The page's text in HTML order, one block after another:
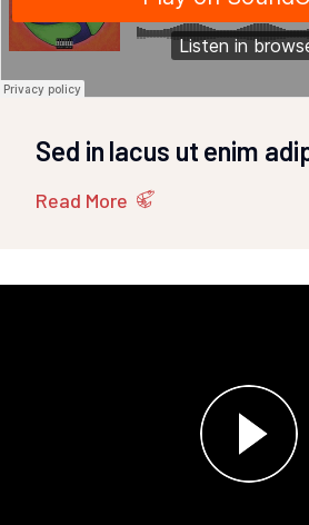
Sed in lacus ut enim
Read More